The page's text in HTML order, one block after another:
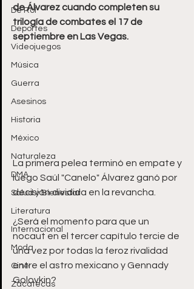
De Rol
Deportes
Videojuegos
Música
Guerra
Asesinos
Historia
México
Naturaleza
DMA
Salud y Bienestar
Literatura
Internacional
Moda
Cine
Zacatecas
de Álvarez cuando completen su
trilogía de combates el 17 de
septiembre en Las Vegas.
La primera pelea terminó en empate y
luego Saúl "Canelo" Álvarez ganó por
decisión dividida en la revancha.
¿Será el momento para que un
nocaut en el tercer capítulo tercie de
una vez por todas la feroz rivalidad
entre el astro mexicano y Gennady
Golovkin?